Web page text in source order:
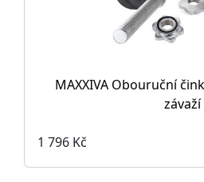
MAXXIVA Obouruční
závaží
1 796 Kč